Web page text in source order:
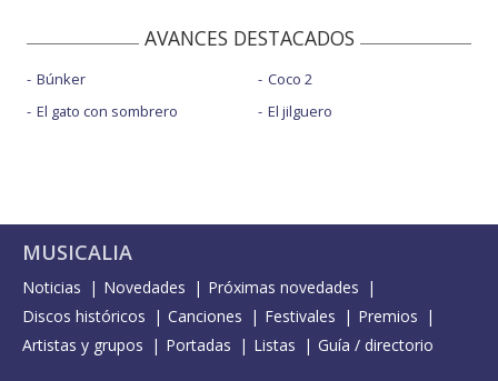
AVANCES DESTACADOS
Búnker
El gato con sombrero
Coco 2
El jilguero
MUSICALIA
Noticias Novedades
Próximas novedades
Discos históricos
Canciones Festivales
Premios
Artistas y grupos
Portadas Listas Guía / directorio